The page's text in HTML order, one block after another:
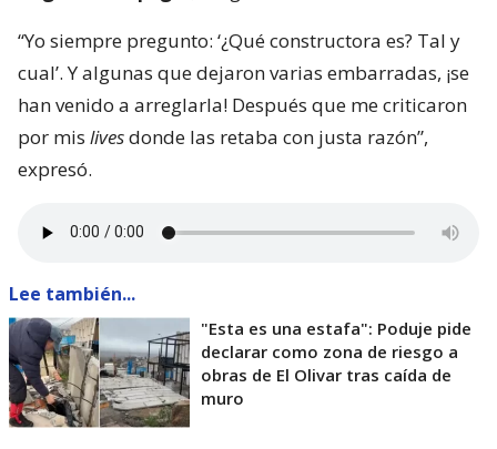
“Yo siempre pregunto: ‘¿Qué constructora es? Tal y
cual’. Y algunas que dejaron varias embarradas, ¡se
han venido a arreglarla! Después que me criticaron
por mis livesdonde las retaba con justa razón”,
expresó.
Lee también...
"Esta es una estafa": Poduje pide
declarar como zona de riesgo a
obras de El Olivar tras caída de
muro